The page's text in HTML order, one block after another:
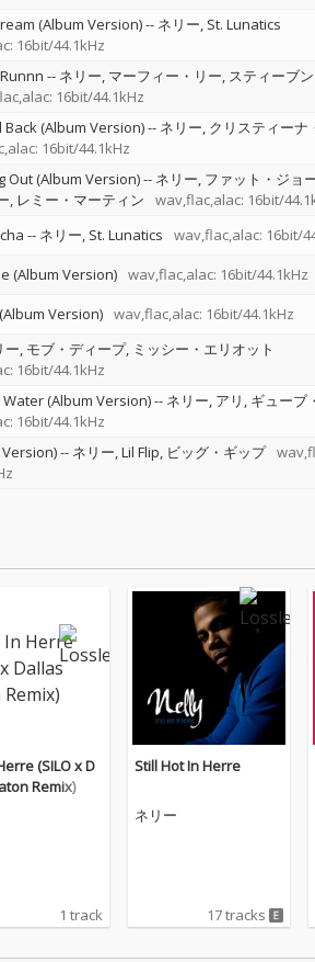
(Album Version)-- ネリー St. Lunatics
16bit/44.1kHz
-- ネリー マーフィー・リー スティーブ
16bit/44.1kHz
Back (Album Version)-- ネリー クリスティーナ
16bit/44.1kHz
Out (Album Version)-- ネリー ファット・ジョ
レミー・マーティン wav,flac,alac: 16bit/
-- ネリー St. Lunatics wav,flac,alac: 16bit/
(Album Version) wav,flac,alac: 16bit/44.1kHz
Version) wav,flac,alac: 16bit/44.1kHz
ー モブ・ディープ ミッシー・エリオット
16bit/44.1kHz
(Album Version)-- ネリー アリ ギューブ
16bit/44.1kHz
-- ネリー Lil Flip ビッグ・ギップ
(SILO x D
Remix)
1 track
Still Hot In Herre
ネリー
17 tracks